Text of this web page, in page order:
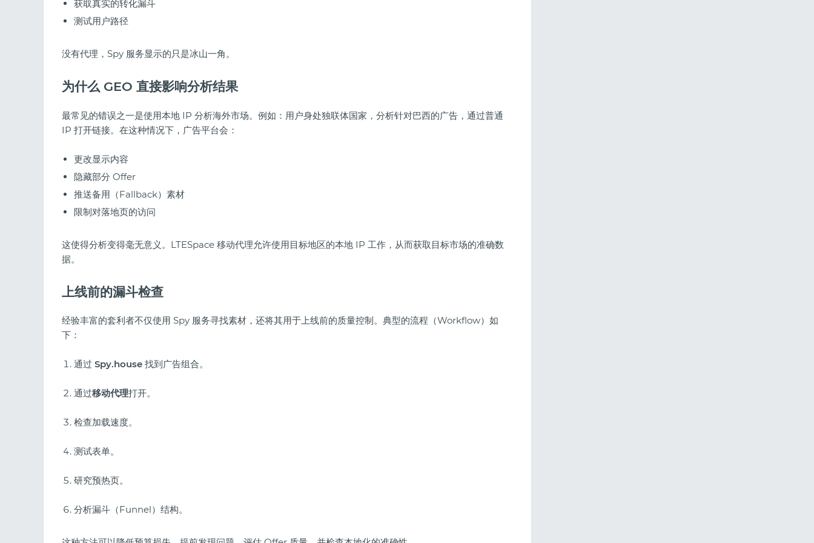
获取真实的转化漏斗
测试用户路径
没有代理，Spy 服务显示的只是冰山一角。
为什么 GEO 直接影响分析结果
最常见的错误之一是使用本地 IP 分析海外市场。例如：用户身处独联体国家，分析针对巴西的广告，通过普通
IP 打开链接。在这种情况下，广告平台会：
更改显示内容
隐藏部分 Offer
推送备用（Fallback）素材
限制对落地页的访问
这使得分析变得毫无意义。LTESpace 移动代理允许使用目标地区的本地 IP 工作，从而获取目标市场的准确数
据。
上线前的漏斗检查
经验丰富的套利者不仅使用 Spy 服务寻找素材，还将其用于上线前的质量控制。典型的流程（Workflow）如
下：
通过 Spy.house 找到广告组合。
通过移动代理打开。
检查加载速度。
测试表单。
研究预热页。
分析漏斗（Funnel）结构。